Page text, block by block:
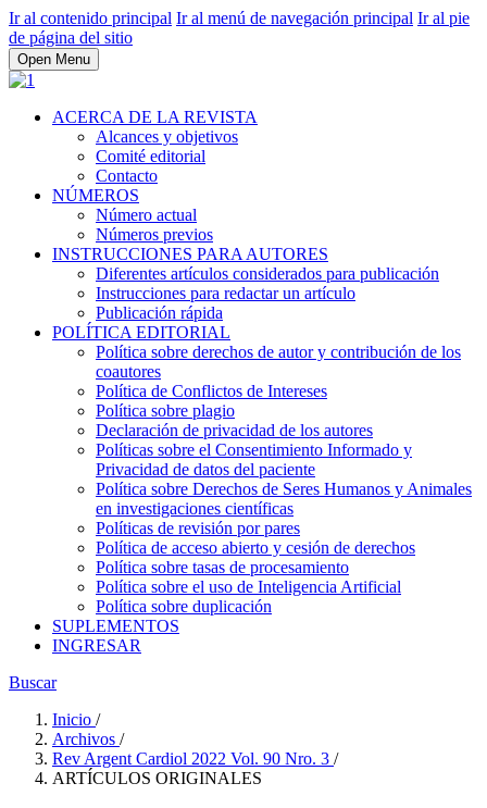
Ir al contenido principal Ir al menú de navegación principal Ir al pie
de página del sitio
Open Menu
ACERCA DE LA REVISTA
Alcances y objetivos
Comité editorial
Contacto
NÚMEROS
Número actual
Números previos
INSTRUCCIONES PARA AUTORES
Diferentes artículos considerados para publicación
Instrucciones para redactar un artículo
Publicación rápida
POLÍTICA EDITORIAL
Política sobre derechos de autor y contribución de los
coautores
Política de Conflictos de Intereses
Política sobre plagio
Declaración de privacidad de los autores
Políticas sobre el Consentimiento Informado y
Privacidad de datos del paciente
Política sobre Derechos de Seres Humanos y Animales
en investigaciones científicas
Políticas de revisión por pares
Política de acceso abierto y cesión de derechos
Política sobre tasas de procesamiento
Política sobre el uso de Inteligencia Artificial
Política sobre duplicación
SUPLEMENTOS
INGRESAR
Buscar
Inicio /
Archivos /
Rev Argent Cardiol 2022 Vol. 90 Nro. 3 /
ARTÍCULOS ORIGINALES